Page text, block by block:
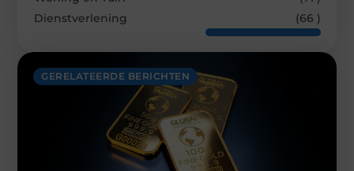
GERELATEERDE BERICHTEN
Dienstverlening
(66 )